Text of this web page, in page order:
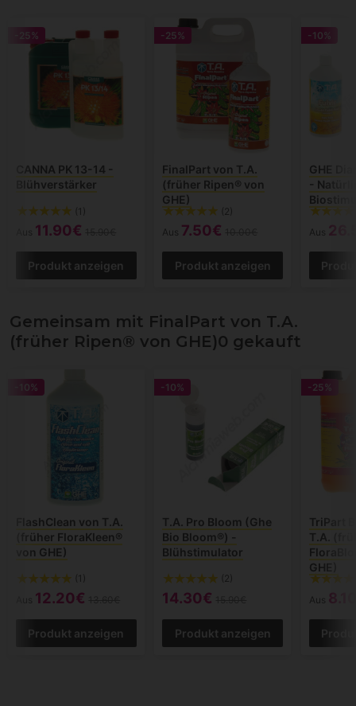
-25%
CANNA PK 13-14 -
Blühverstärker
(1)
11.90€
Produkt anzeigen
-25%
FinalPart von T.A.
(früher Ripen® von
GHE)
(2)
Aus 7.50€
Produkt anzeigen
-10%
GHE
-
Aus
Gemeinsam mit FinalPart von T.A.
(früher Ripen® von GHE)0 gekauft
-10%
FlashClean von T.A.
(früher FloraKleen®
von GHE)
(1)
12.20€
Produkt anzeigen
-10%
T.A. Pro Bloom (Ghe
Bio Bloom®) -
Blühstimulator
(2)
14.30€
Produkt anzeigen
-25%
TriPart
T.A.
GHE)
Aus